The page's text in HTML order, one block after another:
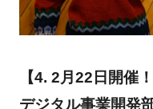
【4. 2月22日開催
デジタル事業開発